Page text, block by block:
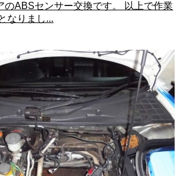
ABSセンサー交換です。 以上で作業
なりまし...